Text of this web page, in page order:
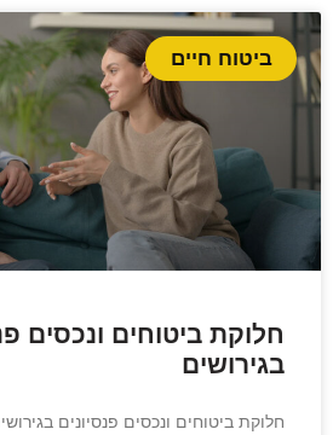
ביטוח חיים
חלוקת ביטוחים ונכסים
בגירושים
חלוקת ביטוחים ונכסים פנסיונים